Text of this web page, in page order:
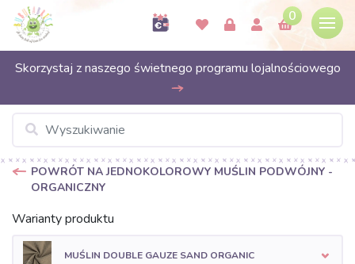
0
Skorzystaj z naszego świetnego programu lojalnościowego
POWRÓT NA JEDNOKOLOROWY MUŚLIN PODWÓJNY -
ORGANICZNY
Warianty produktu
MUŚLIN DOUBLE GAUZE SAND ORGANIC